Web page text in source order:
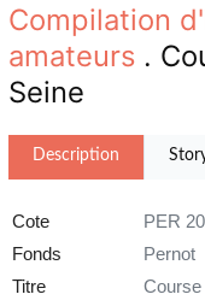
Compilation
amateurs .
Seine
Description
Cote
PER
Fonds
Pernot
Titre
Course